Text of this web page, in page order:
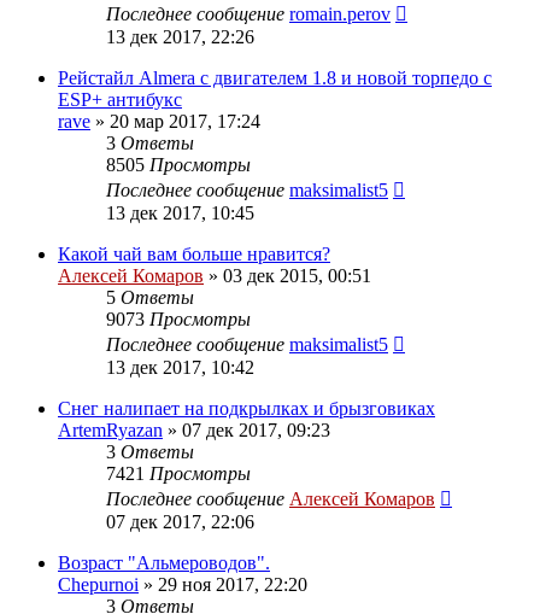
Последнее сообщение romain.perov
13 дек 2017, 22:26
Рейстайл Almera с двигателем 1.8 и новой торпедо с
ESP+ антибукс
rave » 20 мар 2017, 17:24
3 Ответы
8505 Просмотры
Последнее сообщение maksimalist5
13 дек 2017, 10:45
Какой чай вам больше нравится?
Алексей Комаров » 03 дек 2015, 00:51
5 Ответы
9073 Просмотры
Последнее сообщение maksimalist5
13 дек 2017, 10:42
Снег налипает на подкрылках и брызговиках
ArtemRyazan » 07 дек 2017, 09:23
3 Ответы
7421 Просмотры
Последнее сообщение Алексей Комаров
07 дек 2017, 22:06
Возраст "Альмероводов".
Chepurnoi » 29 ноя 2017, 22:20
3 Ответы